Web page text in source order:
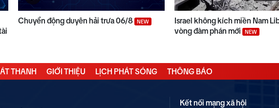
Chuyển động duyên hải trưa 06/8 NEW
Israel không kích miền Nam
vòng đàm phán mới
NEW
THANH GIỚI THIỆU LỊCH PHÁT SÓNG THÔNG BÁO
Kết nối mạng xã hội